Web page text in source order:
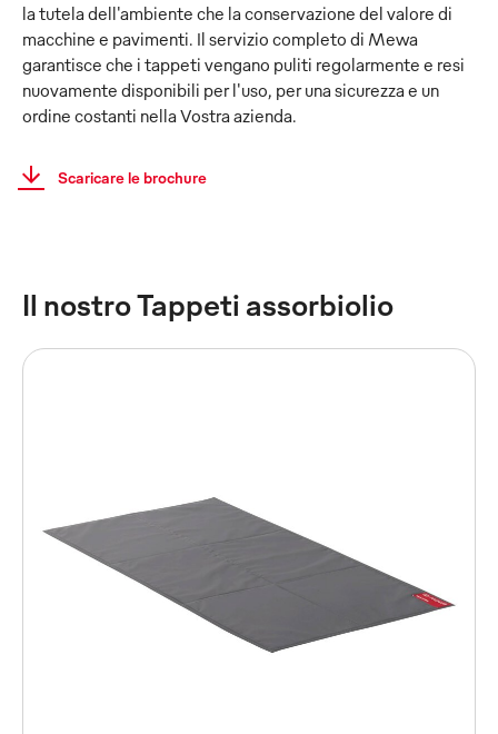
la tutela dell'ambiente che la conservazione del valore di
macchine e pavimenti. Il servizio completo di Mewa
garantisce che i tappeti vengano puliti regolarmente e resi
nuovamente disponibili per l'uso, per una sicurezza e un
ordine costanti nella Vostra azienda.
Scaricare le brochure
Il nostro Tappeti assorbiolio